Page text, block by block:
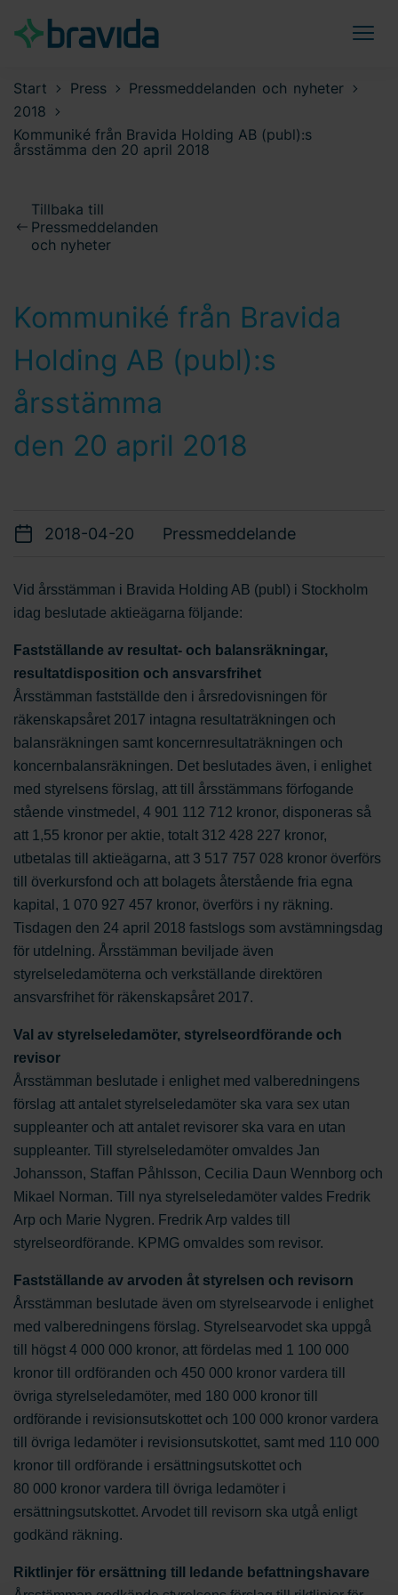
Start Press
Pressmeddelanden och nyheter
2018
Kommuniké från Bravida Holding AB (publ):s
årsstämma den 20 april 2018
Tillbaka till
Pressmeddelanden
och nyheter
Kommuniké från Bravida
Holding AB (publ):s
årsstämma
den 20 april 2018
2018-04-20 Pressmeddelande
Vid årsstämman i Bravida Holding AB (publ) i Stockholm
idag beslutade aktieägarna följande:
Fastställande av resultat- och balansräkningar,
resultatdisposition och ansvarsfrihet
Årsstämman fastställde den i årsredovisningen för
räkenskapsåret 2017 intagna resultaträkningen och
balansräkningen samt koncernresultaträkningen och
koncernbalansräkningen. Det beslutades även, i enlighet
med styrelsens förslag, att till årsstämmans förfogande
stående vinstmedel, 4 901 112 712 kronor, disponeras så
att 1,55 kronor per aktie, totalt 312 428 227 kronor,
utbetalas till aktieägarna, att 3 517 757 028 kronor överförs
till överkursfond och att bolagets återstående fria egna
kapital, 1 070 927 457 kronor, överförs i ny räkning.
Tisdagen den 24 april 2018 fastslogs som avstämningsdag
för utdelning. Årsstämman beviljade även
styrelseledamöterna och verkställande direktören
ansvarsfrihet för räkenskapsåret 2017.
Val av styrelseledamöter, styrelseordförande och
revisor
Årsstämman beslutade i enlighet med valberedningens
förslag att antalet styrelseledamöter ska vara sex utan
suppleanter och att antalet revisorer ska vara en utan
suppleanter. Till styrelseledamöter omvaldes Jan
Johansson, Staffan Påhlsson, Cecilia Daun Wennborg och
Mikael Norman. Till nya styrelseledamöter valdes Fredrik
Arp och Marie Nygren. Fredrik Arp valdes till
styrelseordförande. KPMG omvaldes som revisor.
Fastställande av arvoden åt styrelsen och revisorn
Årsstämman beslutade även om styrelsearvode i enlighet
med valberedningens förslag. Styrelsearvodet ska uppgå
till högst 4 000 000 kronor, att fördelas med 1 100 000
kronor till ordföranden och 450 000 kronor vardera till
övriga styrelseledamöter, med 180 000 kronor till
ordförande i revisionsutskottet och 100 000 kronor vardera
till övriga ledamöter i revisionsutskottet, samt med 110 000
kronor till ordförande i ersättningsutskottet och
80 000 kronor vardera till övriga ledamöter i
ersättningsutskottet. Arvodet till revisorn ska utgå enligt
godkänd räkning.
Riktlinjer för ersättning till ledande befattningshavare